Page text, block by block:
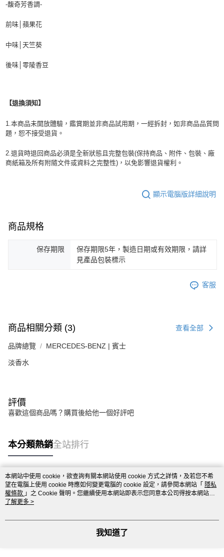
-馥奇芳香調-
前味│蘋果花
中味│天竺葵
後味│零陵香豆
【退換須知】
1.本商品未開放體驗，鑑賞期並非商品試用期，一經拆封，如非商品品質問
題，恕不接受退貨。
2.退貨時退回商品必須是全新狀態且完整包裝(保持商品、附件、包裝、廠
商紙箱及所有附隨文件或資料之完整性)，以免影響退貨權利。
顯示電腦版詳細說明
商品規格
保存期限
保存期限5年，製造日期或有效期限，請詳
見產品包裝標示
客服
商品相關分類 (3) 查看全部
品牌總覽 MERCEDES-BENZ | 賓士
淡香水
評價
喜歡這個商品嗎？購買後給他一個好評吧
本分類熱銷全站排行
熱門標籤
本網站中使用 cookie，欲查詢有關本網站使用 cookie 方式之詳情，及若您不希
望在電腦上使用 cookie 時應如何變更電腦的 cookie 設定，請參閱本網站「 隱私
權條款 」之 Cookie 聲明。您繼續使用本網站即表示您同意本公司得按本網站使
用條款之 Cookie 聲明使用 cookie。
了解更多 >
我知道了